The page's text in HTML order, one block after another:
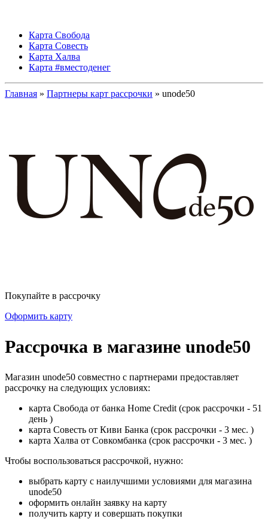
Карта Свобода
Карта Совесть
Карта Халва
Карта #вместоденег
Главная » Партнеры карт рассрочки » unode50
Покупайте в рассрочку
Оформить карту
Рассрочка в магазине unode50
Магазин unode50 совместно с партнерами предоставляет
рассрочку на следующих условиях:
карта Свобода от банка Home Credit (срок рассрочки - 51
день )
карта Совесть от Киви Банка (срок рассрочки - 3 мес. )
карта Халва от Совкомбанка (срок рассрочки - 3 мес. )
Чтобы воспользоваться рассрочкой, нужно:
выбрать карту с наилучшими условиями для магазина
unode50
оформить онлайн заявку на карту
получить карту и совершать покупки